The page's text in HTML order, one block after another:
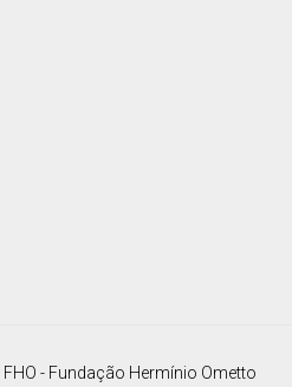
FHO - Fundação Hermínio Ometto